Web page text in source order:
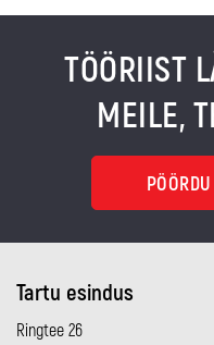
TÖÖRIIST
MEILE,
Tartu esindus
Ringtee 26